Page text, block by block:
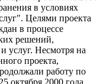
в условиях
Целями проекта
в процессе
решений,
услуг. Несмотря на
проекта,
работу по
октября 2000 года